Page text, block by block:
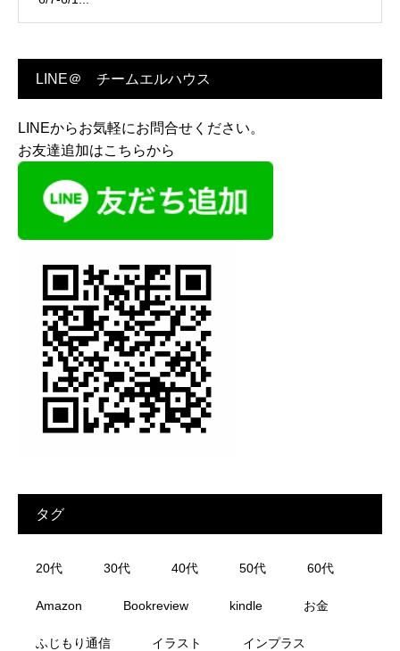
LINE＠ チームエルハウス
LINEからお気軽にお問合せください。
お友達追加はこちらから
タグ
20代 30代 40代 50代 60代
Amazon Bookreview kindle お金
ふじもり通信 イラスト インプラス